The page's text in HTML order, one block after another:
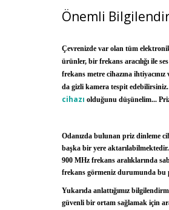
Önemli
Çevrenizde var olan tüm
ürünler, bir frekans aracılığı ile
frekans metre cihazına
da gizli kamera tespit
cihazı olduğunu düşünelim...
Odanızda bulunan priz dinleme
başka bir yere
900 MHz frekans aralıklarında
frekans görmeniz durumunda bu
Yukarıda anlattığımız
güvenli bir ortam sağlamak için